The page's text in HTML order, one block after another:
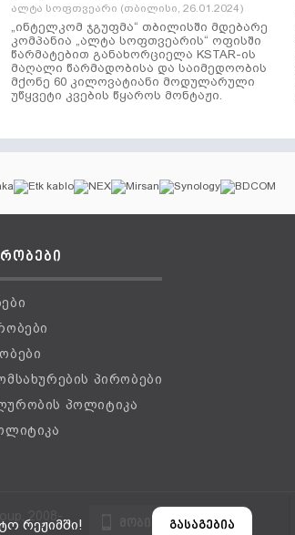
ალტა სოფთვეარი (თბილისი, 26.01.2024)
„ინტელკომ ჯგუფმა“ თბილისში მდებარე
კომპანია „ალტა სოფთვეარის“ ოფისში
წარმატებით განახორციელა KSTAR-ის
მაღალი წარმადობისა და საიმედოობის
მქონე 60 კილოვატიანი მოდულარული
უწყვეტი კვების წყაროს მონტაჟი.
პირობები
პოლიტიკა
მობილური ვერსია
რეჟიმში! გასაგებია